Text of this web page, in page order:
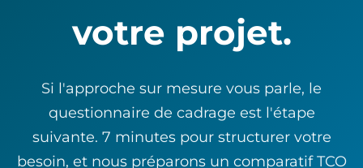
votre projet.
Si l'approche sur mesure vous parle, le
questionnaire de cadrage est l'étape
suivante. 7 minutes pour structurer votre
besoin, et nous préparons un comparatif TCO